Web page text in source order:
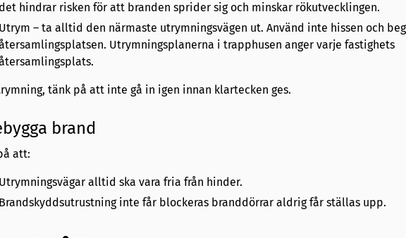
det hindrar risken för att branden sprider sig och minskar rökutvecklingen.
Utrym – ta alltid den närmaste utrymningsvägen ut. Använd inte hissen och
Utrymningsplanerna i trapphusen anger varje fastighets
tänk på att inte gå in igen innan klartecken ges.
brand
att:
Utrymningsvägar alltid ska vara fria från hinder.
Brandskyddsutrustning inte får blockeras branddörrar aldrig får ställas upp.